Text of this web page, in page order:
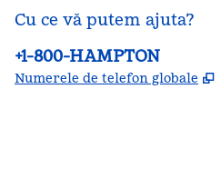
Cu ce vă putem ajuta?
Telefon:
+1-800-HAMPTON
Numerele de telefon globale ,